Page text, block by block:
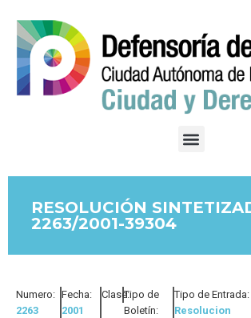
RESOLUCIÓN
2263/2001-39304
Numero:
2263
Fecha:
2001
Clase:Tipo de
Boletín:
Tipo de Entrada:
Resolucion